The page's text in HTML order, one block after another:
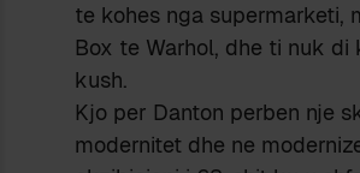
te kohes nga supermarketi,
Box te Warhol, dhe ti nuk di
kush.
Kjo per Danton perben nje
modernitet dhe ne